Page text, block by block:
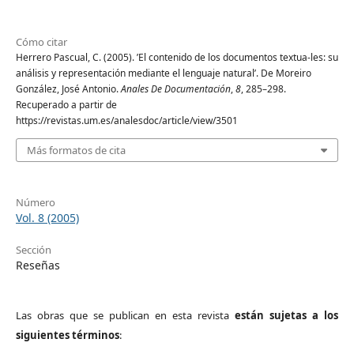
Cómo citar
Herrero Pascual, C. (2005). ’El contenido de los documentos textua-les: su
análisis y representación mediante el lenguaje natural’. De Moreiro
González, José Antonio.Anales De Documentación,8, 285–298.
Recuperado a partir de
https://revistas.um.es/analesdoc/article/view/3501
Más formatos de cita
Número
Vol. 8 (2005)
Sección
Reseñas
Las obras que se publican en esta revista están sujetas a los
siguientes términos: